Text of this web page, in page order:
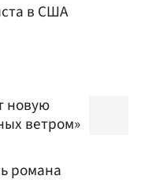
в США
новую
ветром»
романа